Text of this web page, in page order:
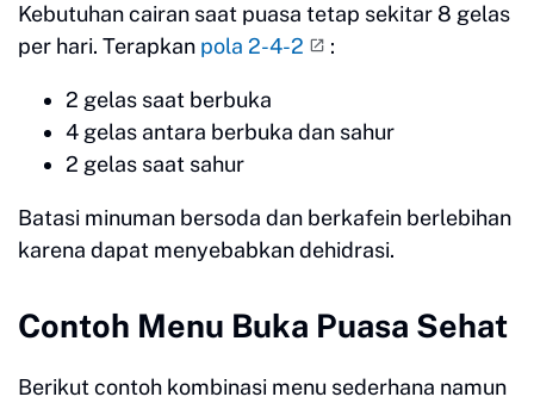
Kebutuhan cairan saat puasa tetap sekitar 8 gelas
per hari. Terapkan pola 2-4-2 :
2 gelas saat berbuka
4 gelas antara berbuka dan sahur
2 gelas saat sahur
Batasi minuman bersoda dan berkafein berlebihan
karena dapat menyebabkan dehidrasi.
Contoh Menu Buka Puasa Sehat
Berikut contoh kombinasi menu sederhana namun